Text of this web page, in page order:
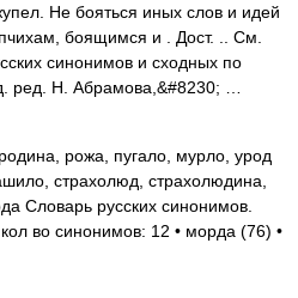
Не бояться иных слов и идей
боящимся и . Дост. .. См.
синонимов и сходных по
ред. Н. Абрамова,&#8230; …
рожа, пугало, мурло, урод
страхолюд, страхолюдина,
Словарь русских синонимов.
во синонимов: 12 • морда (76) •